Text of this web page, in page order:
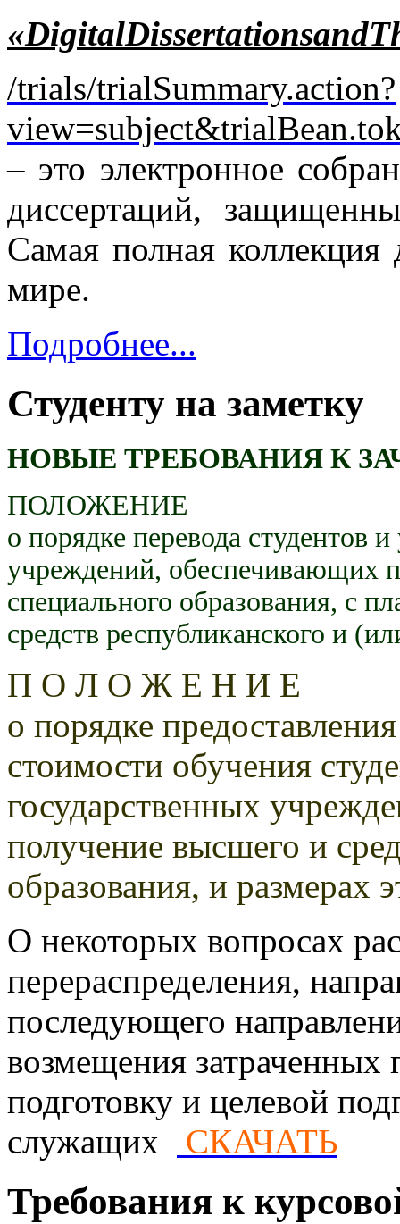
«DigitalDissertationsand
/trials/trialSummary.action?
– это электронное
диссертаций,
Самая полная коллекция
мире.
Подробнее...
Студенту на заметку
НОВЫЕ ТРЕБОВАНИЯ К
ПОЛОЖЕНИЕ
о порядке перевода студентов
учреждений, обеспечивающих
специального образования, с
средств республиканского и
П О Л О Ж Е Н И Е
о порядке
стоимости обучения
государственных
получение высшего и
образования, и размерах
О некоторых вопросах
перераспределения,
последующего
возмещения затраченных
подготовку и целевой
служащих
СКАЧАТЬ
Требования к